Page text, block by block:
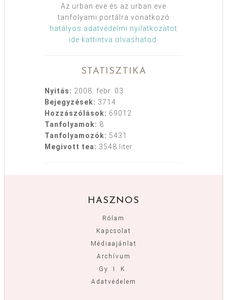
Az urban:eve és az urban:eve
tanfolyami portálra vonatkozó
hatályos adatvédelmi nyilatkozatot
ide kattintva olvashatod .
STATISZTIKA
Nyitás: 2008. febr. 03.
Bejegyzések: 3714
Hozzászólások: 69012
Tanfolyamok: 8
Tanfolyamozók: 5431
Megivott tea: 3548 liter
HASZNOS
Rólam
Kapcsolat
Médiaajánlat
Archívum
Gy. I. K.
Adatvédelem